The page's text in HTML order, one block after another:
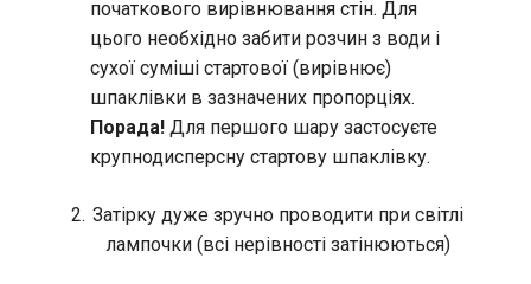
початкового вирівнювання стін. Для
цього необхідно забити розчин з води і
сухої суміші стартової (вирівнює)
шпаклівки в зазначених пропорціях.
Порада! Для першого шару застосуєте
крупнодисперсну стартову шпаклівку.
Затірку дуже зручно проводити при світлі
лампочки (всі нерівності затінюються)